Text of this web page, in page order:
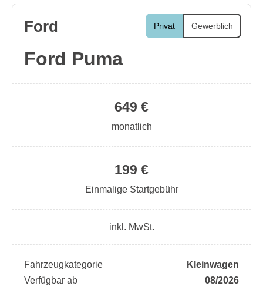
Privat Gewerblich
Ford
Ford Puma
199 €
Einmalige Startgebühr
649 €
monatlich
inkl. MwSt.
Fahrzeugkategorie
Kleinwagen
Verfügbar ab
08/2026